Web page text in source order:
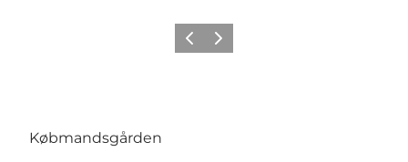
ForrigeNeste
Købmandsgården